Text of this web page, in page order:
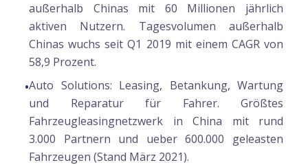
außerhalb Chinas mit 60 Millionen jährlich
aktiven Nutzern. Tagesvolumen außerhalb
Chinas wuchs seit Q1 2019 mit einem CAGR von
58,9 Prozent.
•Auto Solutions: Leasing, Betankung, Wartung
und Reparatur für Fahrer. Größtes
Fahrzeugleasingnetzwerk in China mit rund
3.000 Partnern und ueber 600.000 geleasten
Fahrzeugen (Stand März 2021).